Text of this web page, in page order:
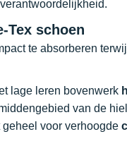
Tex schoen
te absorberen
lage leren bovenwerk
van de
voor verhoogde